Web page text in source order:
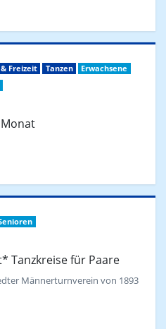
Freizeit Tanzen
Erwachsene
Tanzkreise für Paare
Männerturnverein von 1893